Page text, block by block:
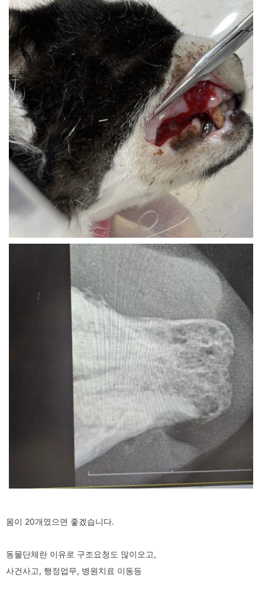
몸이 20개였으면 좋겠습니다.
동물단체란 이유로 구조요청도 많이오고,
사건사고, 행정업무, 병원치료 이동등